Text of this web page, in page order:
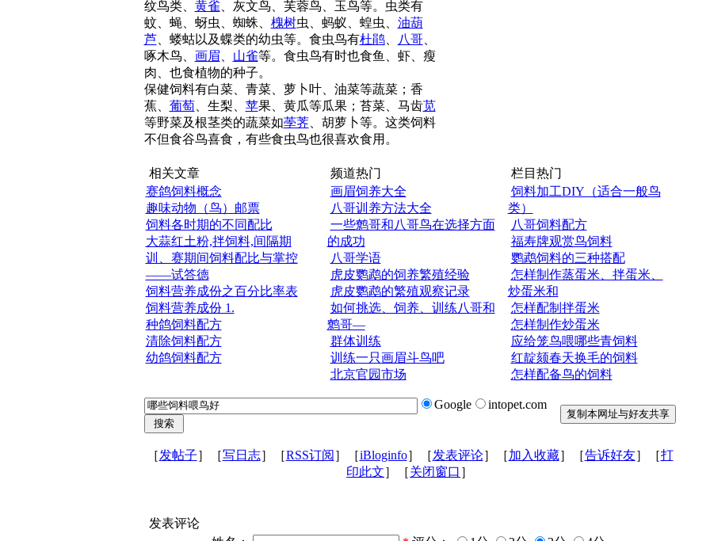
纹鸟类、 黄雀 、灰文鸟、芙蓉鸟、玉鸟等。虫类有
蚊、蝇、蚜虫、蜘蛛、 槐树虫、蚂蚁、蝗虫、 油葫
芦、蝼蛄以及蝶类的幼虫等。食虫鸟有杜鹃、 八哥、
啄木鸟、 画眉 山雀等。食虫鸟有时也食鱼、虾、瘦
肉、也食植物的种子。
保健饲料有白菜、青菜、萝卜叶、油菜等蔬菜；香
蕉、 葡萄、生梨、 苹果、黄瓜等瓜果；苔菜、马齿苋
等野菜及根茎类的蔬菜如荸荠、胡萝卜等。这类饲料
不但食谷鸟喜食，有些食虫鸟也很喜欢食用。
相关文章
赛鸽饲料概念
趣味动物（鸟）邮票
饲料各时期的不同配比
大蒜红土粉,拌饲料,间隔期
训、赛期间饲料配比与掌控
——试答德
饲料营养成份之百分比率表
饲料营养成份 1.
种鸽饲料配方
清除饲料配方
幼鸽饲料配方
频道热门
画眉饲养大全
八哥训养方法大全
一些鹩哥和八哥鸟在选择方面
的成功
八哥学语
虎皮鹦鹉的饲养繁殖经验
虎皮鹦鹉的繁殖观察记录
如何挑选、饲养、训练八哥和
鹩哥—
群体训练
训练一只画眉斗鸟吧
北京官园市场
栏目热门
饲料加工DIY（适合一般鸟
类）
八哥饲料配方
福寿牌观赏鸟饲料
鹦鹉饲料的三种搭配
怎样制作蒸蛋米、拌蛋米、
炒蛋米和
怎样配制拌蛋米
怎样制作炒蛋米
应给笼鸟喂哪些青饲料
红靛颏春天换毛的饲料
怎样配备鸟的饲料
Google intopet.com
［发帖子］［写日志］［RSS订阅 ］［iBloginfo］［发表评论］［加入收藏］［告诉好友］［打
印此文］［关闭窗口 ］
发表评论